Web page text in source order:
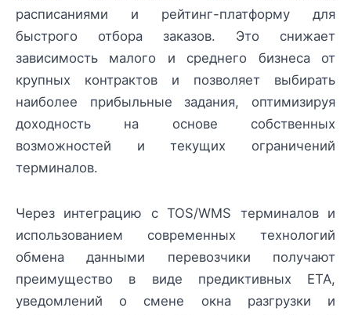
расписаниями и рейтинг-платформу для
быстрого отбора заказов. Это снижает
зависимость малого и среднего бизнеса от
крупных контрактов и позволяет выбирать
наиболее прибыльные задания, оптимизируя
доходность на основе собственных
возможностей и текущих ограничений
терминалов.
Через интеграцию с TOS/WMS терминалов и
использованием современных технологий
обмена данными перевозчики получают
преимущество в виде предиктивных ETA,
уведомлений о смене окна разгрузки и